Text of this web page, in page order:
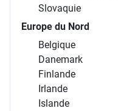
Slovaquie
Europe du Nord
Belgique
Danemark
Finlande
Irlande
Islande